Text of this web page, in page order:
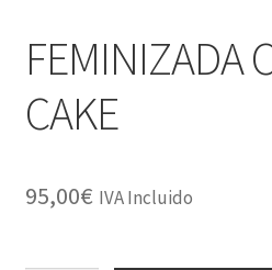
FEMINIZADA
CAKE
95,00€ IVA Incluido